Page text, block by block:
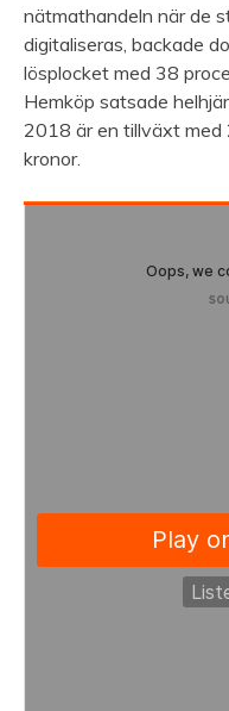
nätmathandeln när de
digitaliseras, backade
lösplocket med 38
Hemköp satsade
2018 är en tillväxt med
kronor.